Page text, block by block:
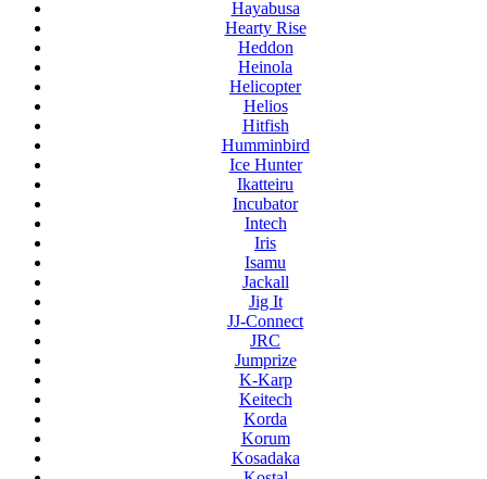
Hayabusa
Hearty Rise
Heddon
Heinola
Helicopter
Helios
Hitfish
Humminbird
Ice Hunter
Ikatteiru
Incubator
Intech
Iris
Isamu
Jackall
Jig It
JJ-Connect
JRC
Jumprize
K-Karp
Keitech
Korda
Korum
Kosadaka